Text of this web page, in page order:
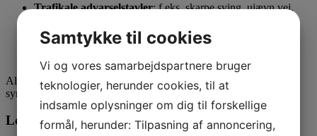
Trafikale advarselstavler: f.eks. skarpe sving, ujævn vej,
Midlertidige advarselstavler: anvendes ved byggepladser,
Alle vores produkter er minimum refleksklasse 3for maksimal
synlighed, også i mørke og ved dårlige vejrforhold.
Lovgivning og krav
Samtykke til cookies
Vi og vores samarbejdspartnere bruger
teknologier, herunder cookies, til at
indsamle oplysninger om dig til forskellige
formål, herunder: Tilpasning af annoncering,